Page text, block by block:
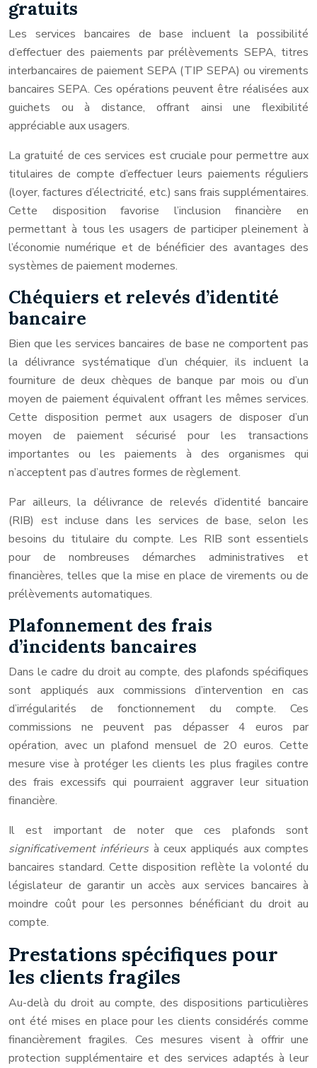
gratuits
Les services bancaires de base incluent la possibilité
d’effectuer des paiements par prélèvements SEPA, titres
interbancaires de paiement SEPA (TIP SEPA) ou virements
bancaires SEPA. Ces opérations peuvent être réalisées aux
guichets ou à distance, offrant ainsi une flexibilité
appréciable aux usagers.
La gratuité de ces services est cruciale pour permettre aux
titulaires de compte d’effectuer leurs paiements réguliers
(loyer, factures d’électricité, etc.) sans frais supplémentaires.
Cette disposition favorise l’inclusion financière en
permettant à tous les usagers de participer pleinement à
l’économie numérique et de bénéficier des avantages des
systèmes de paiement modernes.
Chéquiers et relevés d’identité
bancaire
Bien que les services bancaires de base ne comportent pas
la délivrance systématique d’un chéquier, ils incluent la
fourniture de deux chèques de banque par mois ou d’un
moyen de paiement équivalent offrant les mêmes services.
Cette disposition permet aux usagers de disposer d’un
moyen de paiement sécurisé pour les transactions
importantes ou les paiements à des organismes qui
n’acceptent pas d’autres formes de règlement.
Par ailleurs, la délivrance de relevés d’identité bancaire
(RIB) est incluse dans les services de base, selon les
besoins du titulaire du compte. Les RIB sont essentiels
pour de nombreuses démarches administratives et
financières, telles que la mise en place de virements ou de
prélèvements automatiques.
Plafonnement des frais
d’incidents bancaires
Dans le cadre du droit au compte, des plafonds spécifiques
sont appliqués aux commissions d’intervention en cas
d’irrégularités de fonctionnement du compte. Ces
commissions ne peuvent pas dépasser 4 euros par
opération, avec un plafond mensuel de 20 euros. Cette
mesure vise à protéger les clients les plus fragiles contre
des frais excessifs qui pourraient aggraver leur situation
financière.
Il est important de noter que ces plafonds sont
significativement inférieurs à ceux appliqués aux comptes
bancaires standard. Cette disposition reflète la volonté du
législateur de garantir un accès aux services bancaires à
moindre coût pour les personnes bénéficiant du droit au
compte.
Prestations spécifiques pour
les clients fragiles
Au-delà du droit au compte, des dispositions particulières
ont été mises en place pour les clients considérés comme
financièrement fragiles. Ces mesures visent à offrir une
protection supplémentaire et des services adaptés à leur